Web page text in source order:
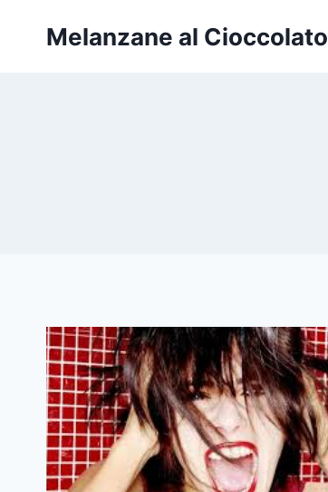
Melanzane al Cioccolato